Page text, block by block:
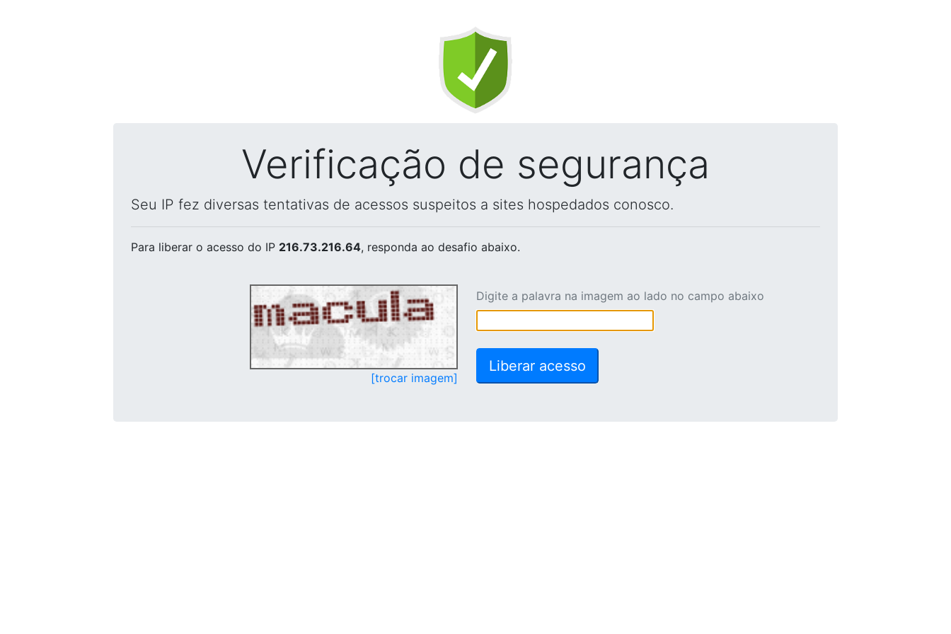
Verificação de segurança
Seu IP fez diversas tentativas de acessos suspeitos a sites hospedados conosco.
Para liberar o acesso do IP 216.73.216.64, responda ao desafio abaixo.
[trocar imagem]
Digite a palavra na imagem ao lado no campo abaixo